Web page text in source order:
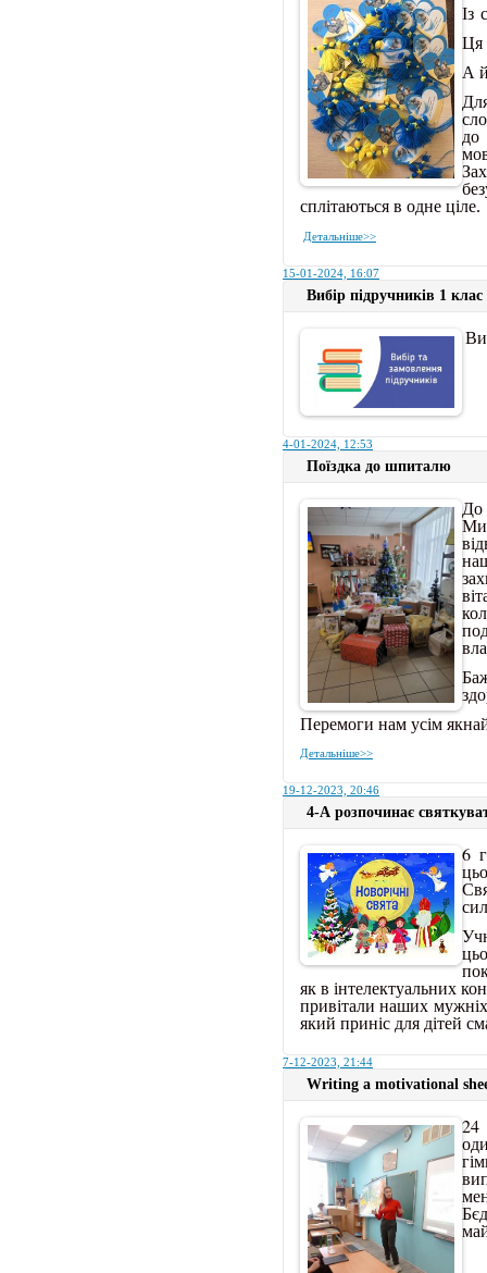
Із
Ця
А
до
сплітаються в одне ціле.
Детальніше>>
15-01-2024, 16:07
Вибір підручників 1 клас
4-01-2024, 12:53
Поїздка до шпиталю
Перемоги нам усім
Детальніше>>
19-12-2023, 20:46
4-А розпочинає
6
як в інтелектуальних
привітали наших
який приніс для дітей
7-12-2023, 21:44
Writing a motivational